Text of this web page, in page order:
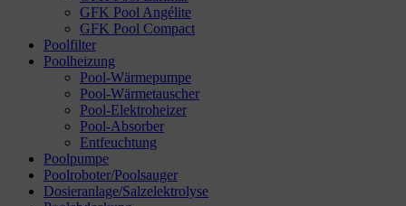
GFK Pool Angélite
GFK Pool Compact
Poolfilter
Poolheizung
Pool-Wärmepumpe
Pool-Wärmetauscher
Pool-Elektroheizer
Pool-Absorber
Entfeuchtung
Poolpumpe
Poolroboter/Poolsauger
Dosieranlage/Salzelektrolyse